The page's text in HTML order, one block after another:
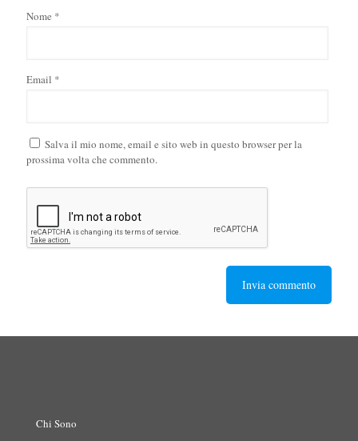
Nome *
Email *
Salva il mio nome, email e sito web in questo browser per la
prossima volta che commento.
Chi Sono